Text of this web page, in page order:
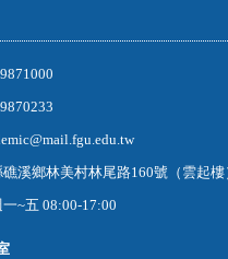
礁溪鄉林美村林尾路160號（雲起
~五 08:00-17:00